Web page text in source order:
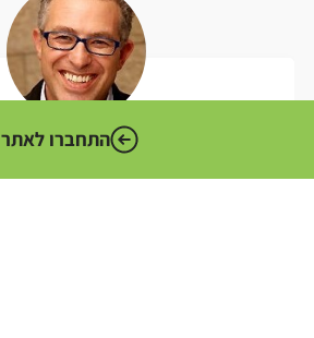
התחברו לאתר
פרופ' יונתן בן דוב
מרצה